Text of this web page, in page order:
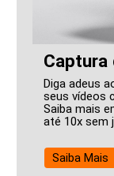
Captura
Diga adeus
seus vídeos
Saiba mais
até 10x sem
Saiba Mais